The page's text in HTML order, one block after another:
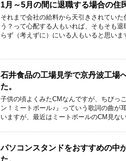
1月～5月の間に退職する場合の住
それまで会社の給料から天引きされてい
う？って心配する人もいれば、そもそも
らず（考えずに）にいる人もいると思い
石井食品の工場見学で京丹波工場
た。
子供の頃よくみたCMなんですが、ちびっ
ン！ミートボール♪』っていう歌詞の曲が
いますが、最近はミートボールのCM見な
パソコンスタンドをおすすめの中
た。